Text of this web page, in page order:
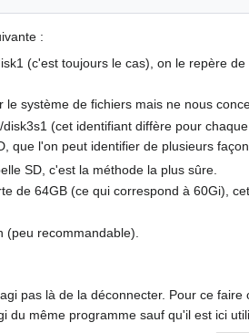
:
(c'est toujours le cas), on le repère
système de fichiers mais ne nous
(cet identifiant diffère pour
que l'on peut identifier de plusieurs
SD, c'est la méthode la plus sûre.
de 64GB (ce qui correspond à 60Gi),
recommandable).
pas là de la déconnecter. Pour ce faire
du même programme sauf qu'il est ici